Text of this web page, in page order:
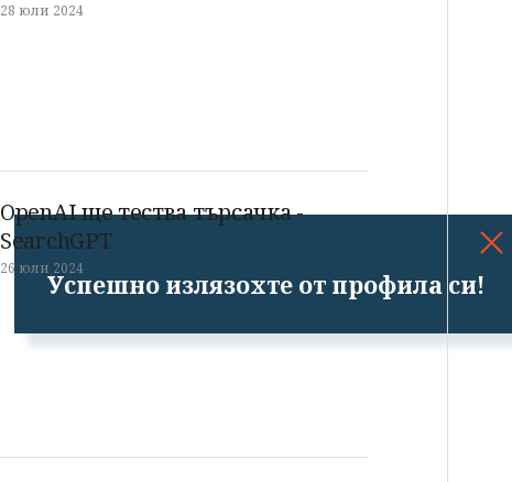
Успешно излязохте от профила си!
28 юли 2024
OpenAI ще тества търсачка -
SearchGPT
26 юли 2024